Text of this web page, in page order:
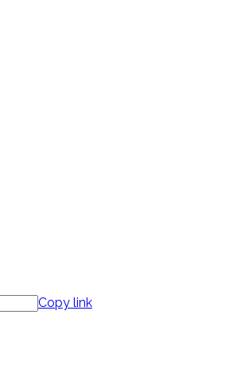
Copy link